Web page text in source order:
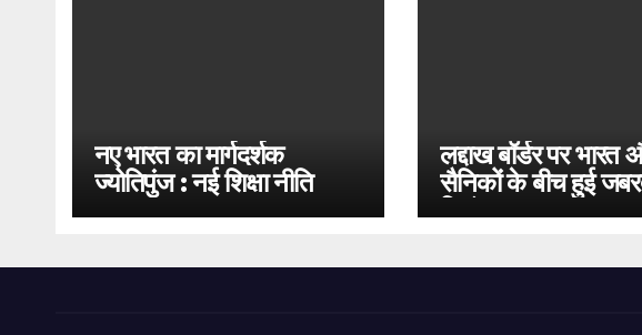
नए भारत का मार्गदर्शक
ज्योतिपुंज : नई शिक्षा नीति
2020
लद्दाख बॉर्डर पर भारत
सैनिकों के बीच हुई
भिड़ंत